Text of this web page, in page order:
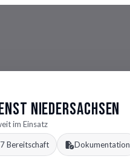
Niedersachsen
im Einsatz
Bereitschaft Dokumentation